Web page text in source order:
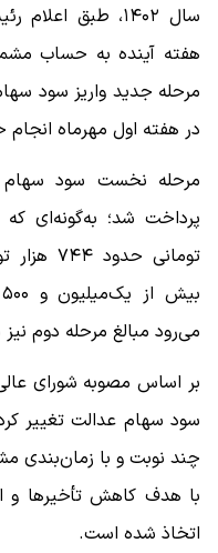
سال ۱۴۰۲، طبق
هفته آینده به حساب
مرحله جدید واریز سود
در هفته اول مهرماه
مرحله نخست سود سهام
تومانی
می‌رود مبالغ مرحله دوم
سود سهام عدالت تغییر
چند نوبت و با
با هدف کاهش تأخیر‌ها و
اتخاذ شده است.